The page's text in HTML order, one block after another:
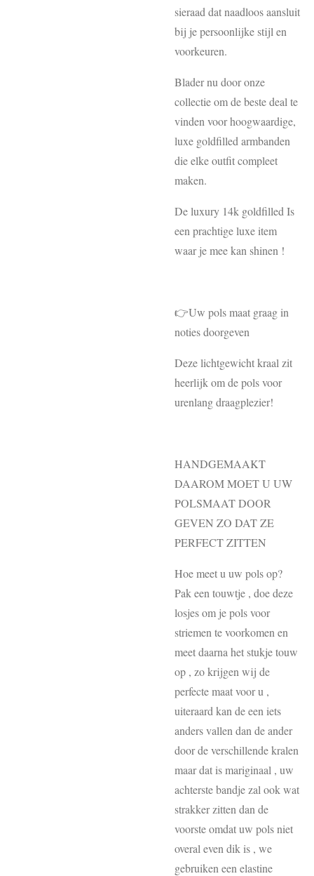
sieraad dat naadloos aansluit
bij je persoonlijke stijl en
voorkeuren.
Blader nu door onze
collectie om de beste deal te
vinden voor hoogwaardige,
luxe goldfilled armbanden
die elke outfit compleet
maken.
De luxury 14k goldfilled Is
een prachtige luxe item
waar je mee kan shinen !
👉Uw pols maat graag in
noties doorgeven
Deze lichtgewicht kraal zit
heerlijk om de pols voor
urenlang draagplezier!
HANDGEMAAKT
DAAROM MOET U UW
POLSMAAT DOOR
GEVEN ZO DAT ZE
PERFECT ZITTEN
Hoe meet u uw pols op?
Pak een touwtje , doe deze
losjes om je pols voor
striemen te voorkomen en
meet daarna het stukje touw
op , zo krijgen wij de
perfecte maat voor u ,
uiteraard kan de een iets
anders vallen dan de ander
door de verschillende kralen
maar dat is mariginaal , uw
achterste bandje zal ook wat
strakker zitten dan de
voorste omdat uw pols niet
overal even dik is , we
gebruiken een elastine